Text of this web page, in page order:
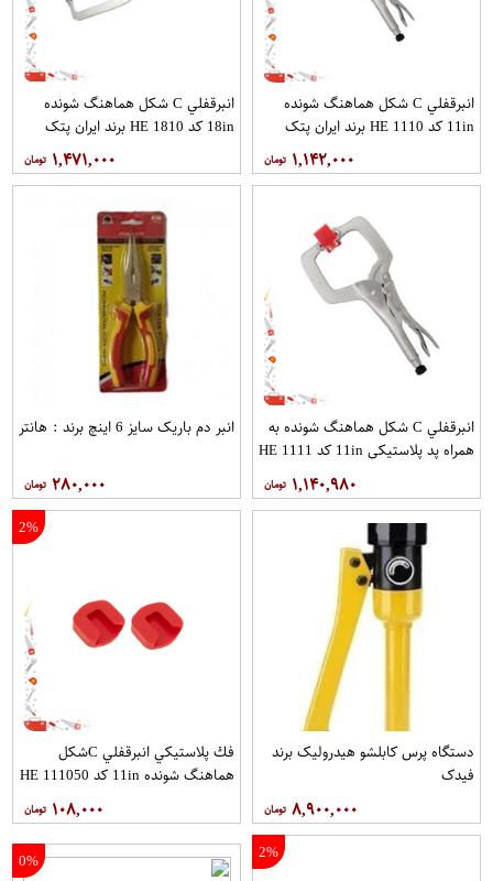
انبرقفلي C شکل هماهنگ شونده
11in کد HE 1110 برند ایران پتک
۱,۱۴۲,۰۰۰
انبرقفلي C شكل هماهنگ شونده
18in کد HE 1810 برند ایران پتک
۱,۴۷۱,۰۰۰
انبرقفلي C شکل هماهنگ شونده به
همراه پد پلاستيكي 11in کد HE 1111
۱,۱۴۰,۹۸۰
انبر دم باريک سایز 6 اینچ برند : هانتر
۲۸۰,۰۰۰
دستگاه پرس کابلشو هیدرولیک برند
فیدک
۸,۹۰۰,۰۰۰
2%
فك پلاستيكي انبرقفلي Cشكل
هماهنگ شونده 11in کد HE 111050
۱۰۸,۰۰۰
2%
0%